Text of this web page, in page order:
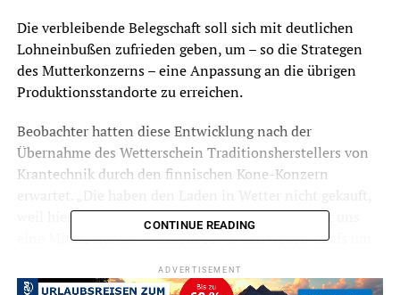
Die verbleibende Belegschaft soll sich mit deutlichen
Lohneinbußen zufrieden geben, um – so die Strategen
des Mutterkonzerns – eine Anpassung an die übrigen
Produktionsstandorte zu erreichen.
Beobachter hatten diese Entwicklung nach der
Übernahme des Wetterschein Traditionsherstellers von
Krantechnik durch den finnischen Kone-Konzern
weil hier in der Stadt alles so schön grau ist“, sagt uns
eine Mitarbeiterin. Vielmehr sei es den neuen Chefs um
„ganz bestimmt“ irgendwo anders bauen, glaubt die
CONTINUE READING
ADVERTISEMENT